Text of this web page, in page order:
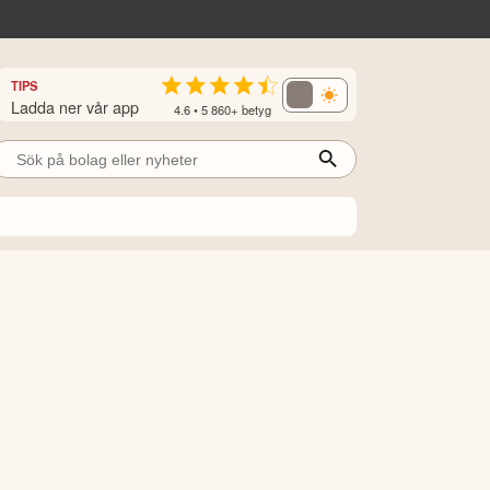
TIPS
Ladda ner vår app 4.6 • 5 860+ betyg